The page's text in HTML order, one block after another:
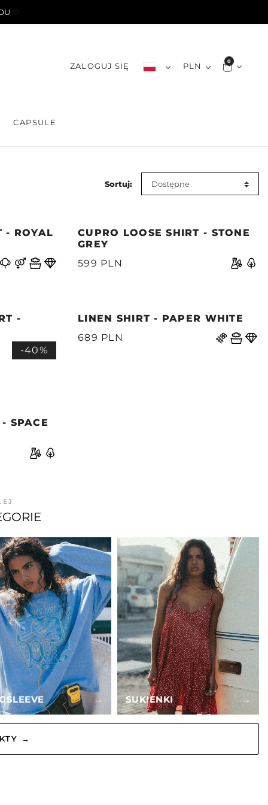
🤍
ZALOGUJ SIĘ PLN 0
CAPSULE
Sortuj:
- ROYAL
CUPRO LOOSE SHIRT - STONE
GREY
599 PLN
-
-40%
LINEN SHIRT - PAPER WHITE
689 PLN
SPACE
→ SUKIENKI →
→